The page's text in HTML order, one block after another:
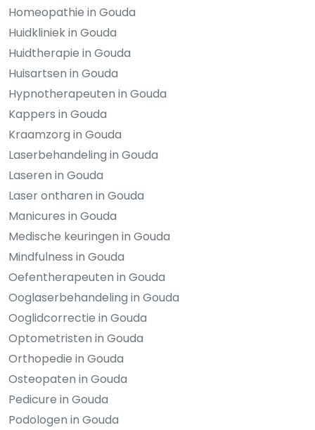
Homeopathie in Gouda
Huidkliniek in Gouda
Huidtherapie in Gouda
Huisartsen in Gouda
Hypnotherapeuten in Gouda
Kappers in Gouda
Kraamzorg in Gouda
Laserbehandeling in Gouda
Laseren in Gouda
Laser ontharen in Gouda
Manicures in Gouda
Medische keuringen in Gouda
Mindfulness in Gouda
Oefentherapeuten in Gouda
Ooglaserbehandeling in Gouda
Ooglidcorrectie in Gouda
Optometristen in Gouda
Orthopedie in Gouda
Osteopaten in Gouda
Pedicure in Gouda
Podologen in Gouda